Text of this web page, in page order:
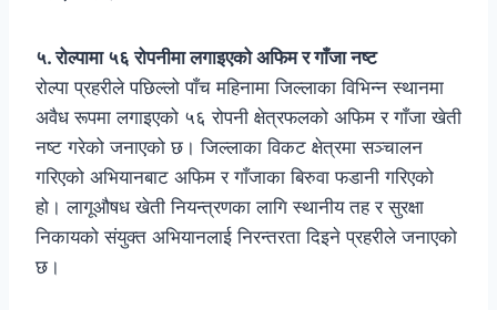
५. रोल्पामा ५६ रोपनीमा लगाइएको अफिम र गाँजा नष्ट
रोल्पा प्रहरीले पछिल्लो पाँच महिनामा जिल्लाका विभिन्न स्थानमा
अवैध रूपमा लगाइएको ५६ रोपनी क्षेत्रफलको अफिम र गाँजा खेती
नष्ट गरेको जनाएको छ। जिल्लाका विकट क्षेत्रमा सञ्चालन
गरिएको अभियानबाट अफिम र गाँजाका बिरुवा फडानी गरिएको
हो। लागूऔषध खेती नियन्त्रणका लागि स्थानीय तह र सुरक्षा
निकायको संयुक्त अभियानलाई निरन्तरता दिइने प्रहरीले जनाएको
छ।